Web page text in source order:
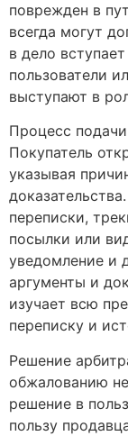
поврежден в
всегда могут
в дело
пользователи
выступают в
Процесс
Покупатель
указывая
переписки,
посылки или
уведомление и
аргументы и
изучает всю
переписку и
Решение
обжалованию
решение в
пользу